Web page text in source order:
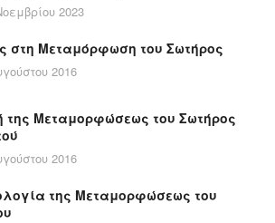
2023
στη Μεταμόρφωση του Σωτήρος
2016
της Μεταμορφώσεως του Σωτήρος
2016
της Μεταμορφώσεως του